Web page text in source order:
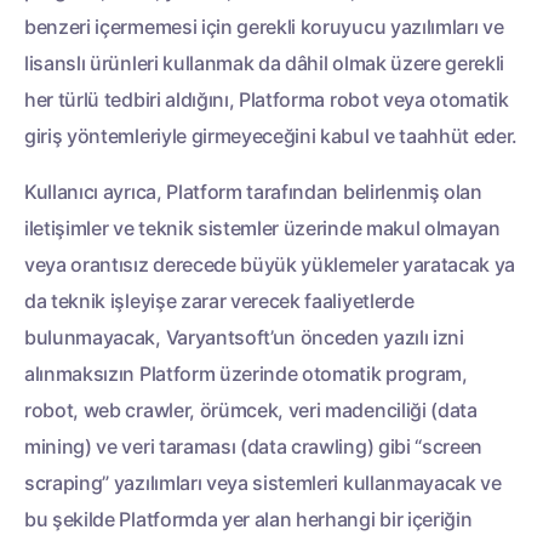
benzeri içermemesi için gerekli koruyucu yazılımları ve
lisanslı ürünleri kullanmak da dâhil olmak üzere gerekli
her türlü tedbiri aldığını, Platforma robot veya otomatik
giriş yöntemleriyle girmeyeceğini kabul ve taahhüt eder.
Kullanıcı ayrıca, Platform tarafından belirlenmiş olan
iletişimler ve teknik sistemler üzerinde makul olmayan
veya orantısız derecede büyük yüklemeler yaratacak ya
da teknik işleyişe zarar verecek faaliyetlerde
bulunmayacak, Varyantsoft’un önceden yazılı izni
alınmaksızın Platform üzerinde otomatik program,
robot, web crawler, örümcek, veri madenciliği (data
mining) ve veri taraması (data crawling) gibi “screen
scraping” yazılımları veya sistemleri kullanmayacak ve
bu şekilde Platformda yer alan herhangi bir içeriğin